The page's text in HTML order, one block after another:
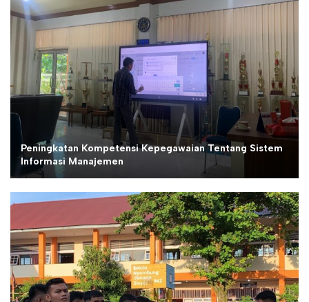
Peningkatan Kompetensi Kepegawaian Tentang Sistem
Informasi Manajemen